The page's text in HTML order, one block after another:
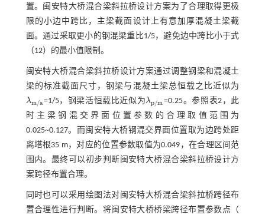
置。闽安特大桥混合梁斜拉桥设计方案为了合理取得更极
限的小边中跨比，主梁截面设计上有意加厚混凝土梁截
面。通过采取更小的钢混梁重比1/5，避免边中跨比小于式
（12）
的最小值限制。
闽安特大桥混合梁斜拉桥设计方案通过调整钢梁和混凝土
梁的标准截面尺寸，钢梁与混凝土梁总恒载之比近似为
λm/a
λm/a=1/5，钢梁活恒载比近似为λp/m
λp/m=0.25。参照表2 ，此
时主梁钢混交界面位置参数的合理取值范围为
0.025~0.127。而闽安特大桥钢混交界面位置取为边跨处距
离塔根35 m，对应的位置参数取值为0.049，在合理区间范
围内。最终可以初步判断闽安特大桥混合梁斜拉桥设计方
案跨径布置合理。
同时也可以采用绘图法对闽安特大桥混合梁斜拉桥跨径布
置合理性进行判断。将闽安特大桥桥梁跨径布置参数点（